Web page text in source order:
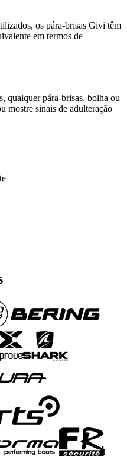
os pára-brisas Givi têm
em termos de
qualquer pára-brisas, bolha ou
mostre sinais de adulteração